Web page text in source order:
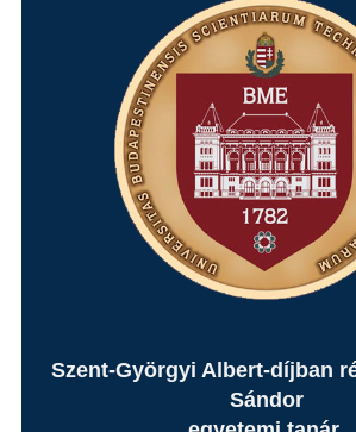
Szent-Györgyi Albert-díjban
Sándor